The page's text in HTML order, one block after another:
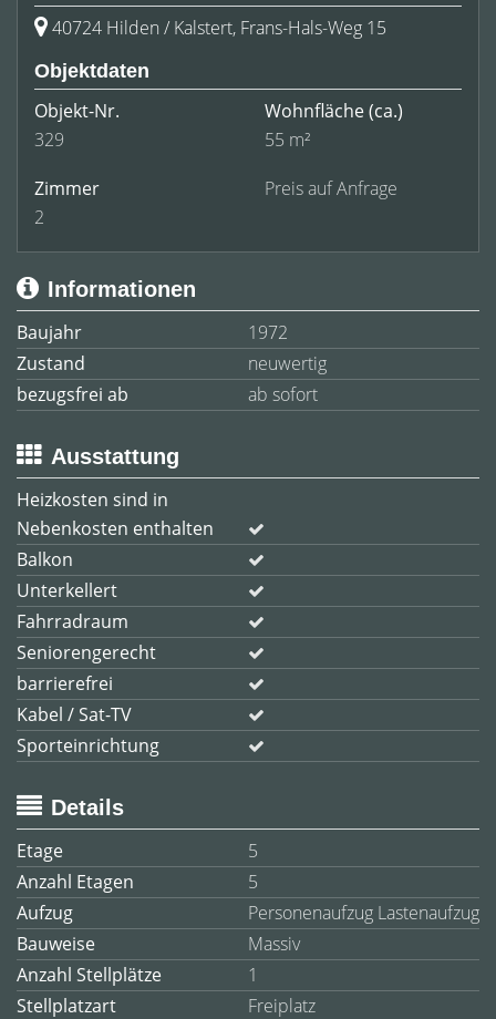
40724 Hilden / Kalstert, Frans-Hals-Weg 15
Objektdaten
Objekt-Nr.
329
Wohnfläche(ca.)
55 m²
Zimmer
2
Preis auf Anfrage
Informationen
Baujahr
1972
Zustand
neuwertig
bezugsfrei ab
ab sofort
Ausstattung
Heizkosten sind in
Nebenkosten enthalten
Balkon
Unterkellert
Fahrradraum
Seniorengerecht
barrierefrei
Kabel / Sat-TV
Sporteinrichtung
Details
Etage
5
Anzahl Etagen
5
Aufzug
Personenaufzug Lastenaufzug
Bauweise
Massiv
Anzahl Stellplätze
1
Stellplatzart
Freiplatz